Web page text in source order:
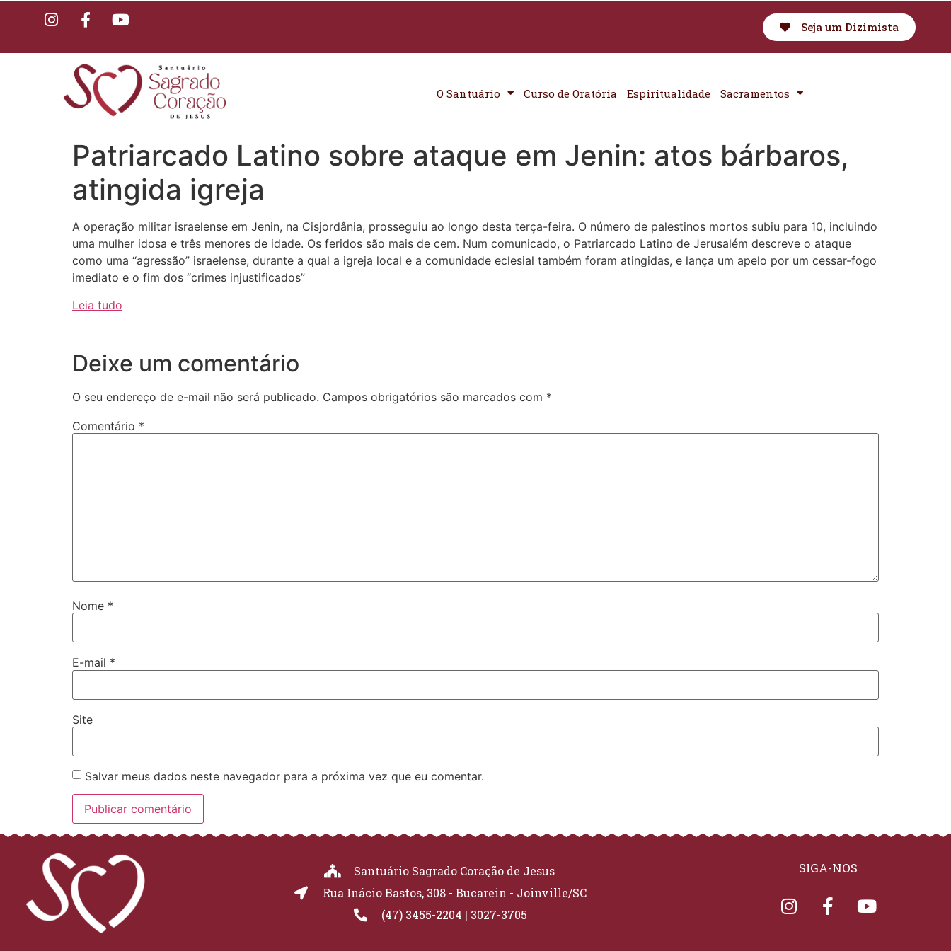
Seja um Dizimista
O Santuário Curso de Oratória Espiritualidade Sacramentos
Patriarcado Latino sobre ataque em Jenin: atos bárbaros,
atingida igreja
A operação militar israelense em Jenin, na Cisjordânia, prosseguiu ao longo desta terça-feira. O número de palestinos mortos subiu para 10, incluindo
uma mulher idosa e três menores de idade. Os feridos são mais de cem. Num comunicado, o Patriarcado Latino de Jerusalém descreve o ataque
como uma “agressão” israelense, durante a qual a igreja local e a comunidade eclesial também foram atingidas, e lança um apelo por um cessar-fogo
imediato e o fim dos “crimes injustificados”
Leia tudo
Deixe um comentário
O seu endereço de e-mail não será publicado. Campos obrigatórios são marcados com *
Comentário *
Nome *
E-mail *
Site
Salvar meus dados neste navegador para a próxima vez que eu comentar.
Santuário Sagrado Coração de Jesus
Rua Inácio Bastos, 308 - Bucarein - Joinville/SC
(47) 3455-2204 | 3027-3705
SIGA-NOS